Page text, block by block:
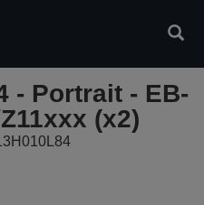
- Portrait - EB-
(x2)